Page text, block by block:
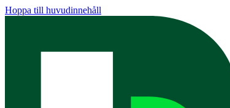
Hoppa till huvudinnehåll